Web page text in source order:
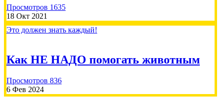
Елена 2026-07-13
Пожертвовать
Просмотров 1635
18 Окт 2021
Это должен знать каждый!
Как НЕ НАДО помогать животным
Просмотров 836
6 Фев 2024